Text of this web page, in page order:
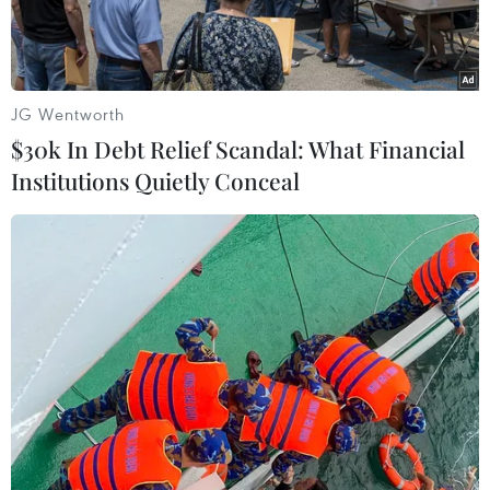
pháp vào năm 2021.
Thủ tướng Đức Angela Merkel (thứ 2, phải) cùng các lãnh đạo
Liên minh Dân chủ/Xã hội Cơ đốc giáo (CDU/CSU) và đảng
Dân chủ xã hội (SPD). (Ảnh: AFP/TTXVN)
Phóng viên TTXVN tại Berlin dẫn kết quả một
JG Wentworth
$30k In Debt Relief Scandal: What Financial
Institutions Quietly Conceal